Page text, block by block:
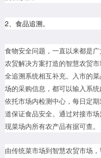
2、食品追溯。
食物安全问题，一直以来都是
农贸解决方案打造的智慧农贸
全追溯系统相互补充。入市的
场的采购信息，都可以输入系
依托市场内检测中心，每日定
道保证食品安全。通过对接市
现菜场内所有农产品有据可查。
由传统菜市场到智慧农贸市场